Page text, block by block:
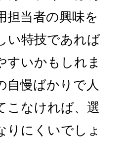
担当者の興味を
い特技であれば
すいかもしれま
自慢ばかりで人
こなければ、選
りにくいでしょ